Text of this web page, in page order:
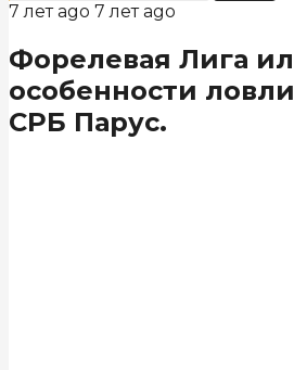
7 лет ago 7 лет ago
Форелевая Лига
особенности
СРБ Парус.